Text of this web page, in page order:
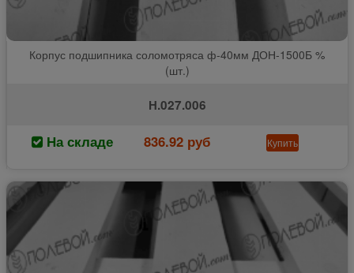
Корпус подшипника соломотряса ф-40мм ДОН-1500Б %
(шт.)
Н.027.006
На складе 836.92 руб Купить